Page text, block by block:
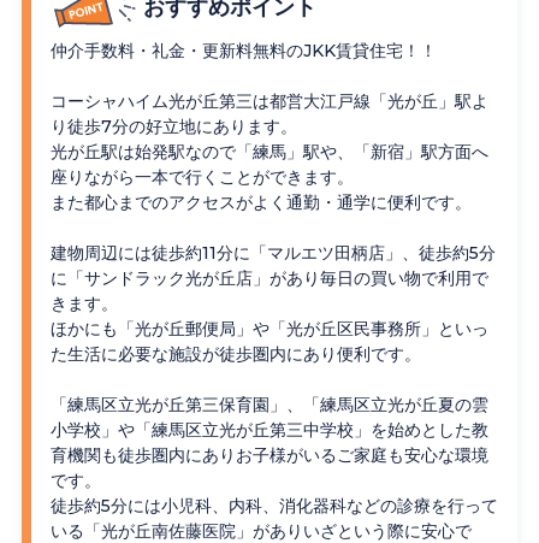
おすすめポイント
仲介手数料・礼金・更新料無料のJKK賃貸住宅！！
コーシャハイム光が丘第三は都営大江戸線「光が丘」駅よ
り徒歩7分の好立地にあります。
光が丘駅は始発駅なので「練馬」駅や、「新宿」駅方面へ
座りながら一本で行くことができます。
また都心までのアクセスがよく通勤・通学に便利です。
建物周辺には徒歩約11分に「マルエツ田柄店」、徒歩約5分
に「サンドラック光が丘店」があり毎日の買い物で利用で
きます。
ほかにも「光が丘郵便局」や「光が丘区民事務所」といっ
た生活に必要な施設が徒歩圏内にあり便利です。
「練馬区立光が丘第三保育園」、「練馬区立光が丘夏の雲
小学校」や「練馬区立光が丘第三中学校」を始めとした教
育機関も徒歩圏内にありお子様がいるご家庭も安心な環境
です。
徒歩約5分には小児科、内科、消化器科などの診療を行って
いる「光が丘南佐藤医院」がありいざという際に安心で